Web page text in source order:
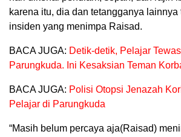
karena itu, dia dan tetangganya lainnya
insiden yang menimpa Raisad.
BACA JUGA: Detik-detik, Pelajar
Parungkuda. Ini Kesaksian Teman
BACA JUGA: Polisi Otopsi Jenazah
Pelajar di Parungkuda
“Masih belum percaya aja(Raisad)